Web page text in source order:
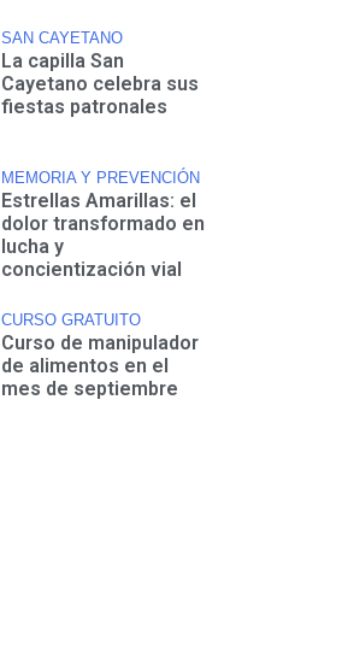
SAN CAYETANO
La capilla San
Cayetano celebra sus
fiestas patronales
MEMORIA Y PREVENCIÓN
Estrellas Amarillas: el
dolor transformado en
lucha y
concientización vial
CURSO GRATUITO
Curso de manipulador
de alimentos en el
mes de septiembre